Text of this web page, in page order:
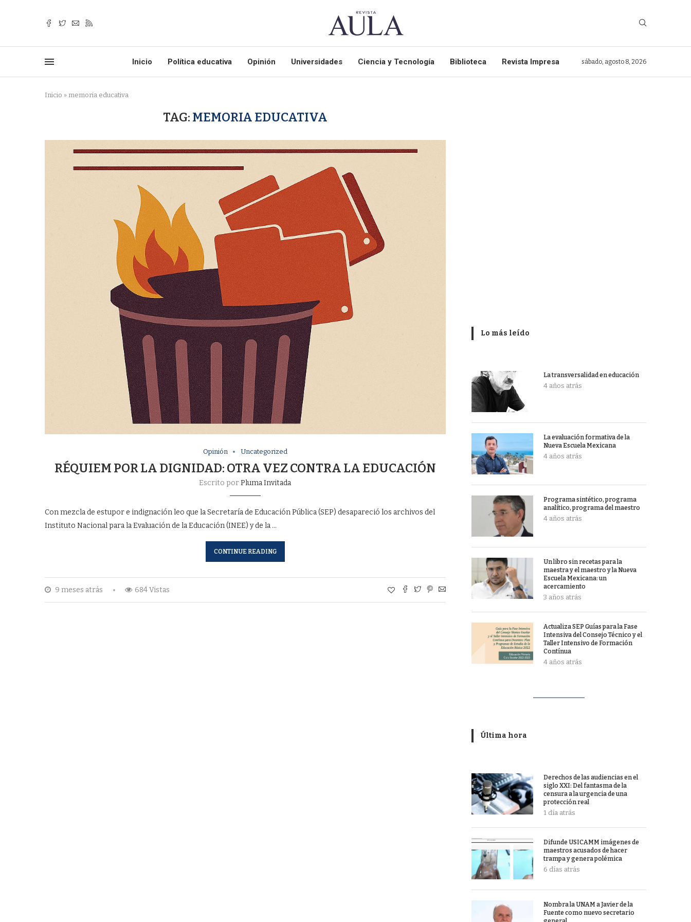
Inicio Política educativa Opinión Universidades Ciencia y Tecnología Biblioteca Revista Impresa sábado, agosto 8, 2026
Inicio » memoria educativa
TAG: MEMORIA EDUCATIVA
Opinión Uncategorized
RÉQUIEM POR LA DIGNIDAD: OTRA VEZ CONTRA LA EDUCACIÓN
Escrito porPluma Invitada
Con mezcla de estupor e indignación leo que la Secretaría de Educación Pública (SEP) desapareció los archivos del
Instituto Nacional para la Evaluación de la Educación (INEE) y de la …
CONTINUE READING
9 meses atrás 684 Vistas
Lo más leído
La transversalidad en educación
4 años atrás
La evaluación formativa de la
Nueva Escuela Mexicana
4 años atrás
Programa sintético, programa
analítico, programa del maestro
4 años atrás
Un libro sin recetas para la
maestra y el maestro y la Nueva
Escuela Mexicana: un
acercamiento
3 años atrás
Actualiza SEP Guías para la Fase
Intensiva del Consejo Técnico y el
Taller Intensivo de Formación
Contínua
4 años atrás
Última hora
Derechos de las audiencias en el
siglo XXI: Del fantasma de la
censura a la urgencia de una
protección real
1 día atrás
Difunde USICAMM imágenes de
maestros acusados de hacer
trampa y genera polémica
6 días atrás
Nombra la UNAM a Javier de la
Fuente como nuevo secretario